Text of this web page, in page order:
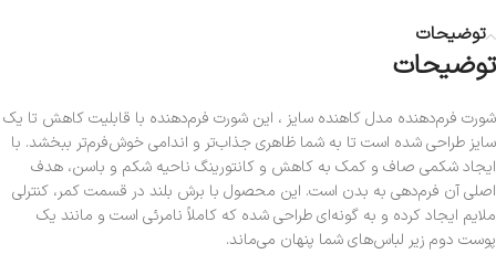
توضیحات
توضیحات
شورت فرم‌دهنده مدل کاهنده سایز ، این شورت فرم‌دهنده با قابلیت کاهش تا یک
سایز طراحی شده است تا به شما ظاهری جذاب‌تر و اندامی خوش‌فرم‌تر ببخشد. با
ایجاد شکمی صاف و کمک به کاهش و کانتورینگ ناحیه شکم و باسن، هدف
اصلی آن فرم‌دهی به بدن است. این محصول با برش بلند در قسمت کمر، کنترلی
ملایم ایجاد کرده و به گونه‌ای طراحی شده که کاملاً نامرئی است و مانند یک
پوست دوم زیر لباس‌های شما پنهان می‌ماند.